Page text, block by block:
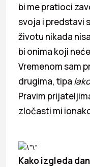
bi me pratioci
svoja i predstavi
životu nikada
bi onima koji
Vremenom sam
drugima, tipa
Pravim
zločasti mi
Kako izgleda